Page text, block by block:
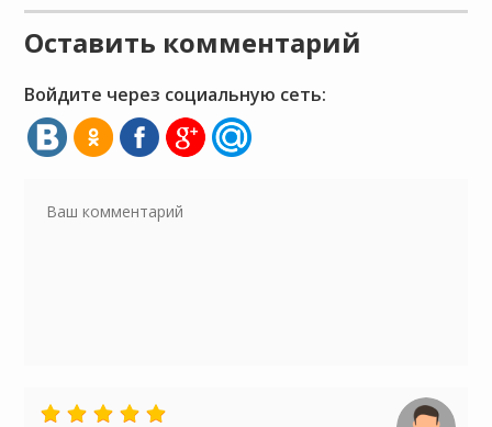
Оставить комментарий
Войдите через социальную сеть: